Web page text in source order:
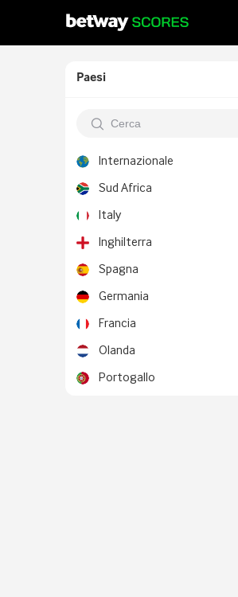
Paesi
Internazionale
Sud Africa
Italy
Inghilterra
Spagna
Germania
Francia
Olanda
Portogallo